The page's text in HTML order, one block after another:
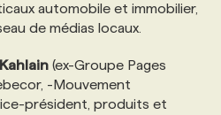
automobile et immobilier,
de médias locaux.
(ex-Groupe Pages
-Mouvement
président, produits et